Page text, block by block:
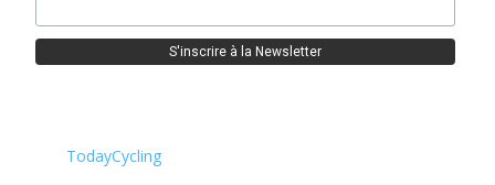
TodayCycling